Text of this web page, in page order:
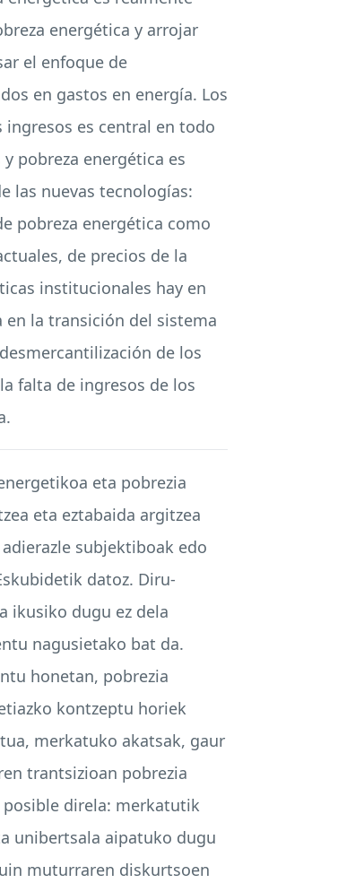
energética y arrojar
el enfoque de
en gastos en energía. Los
ingresos es central en todo
pobreza energética es
las nuevas tecnologías:
pobreza energética como
de precios de la
institucionales hay en
en la transición del sistema
de los
falta de ingresos de los
eta pobrezia
eta eztabaida argitzea
subjektiboak edo
datoz. Diru-
ikusiko dugu ez dela
nagusietako bat da.
honetan, pobrezia
kontzeptu horiek
merkatuko akatsak, gaur
trantsizioan pobrezia
direla: merkatutik
unibertsala aipatuko dugu
muturraren diskurtsoen